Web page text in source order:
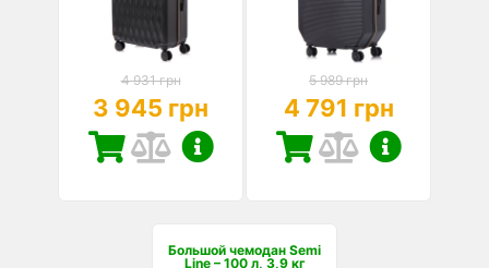
4 931 грн
3 945 грн
5 989 грн
4 791 грн
Большой чемодан Semi
Line – 100 л, 3,9 кг